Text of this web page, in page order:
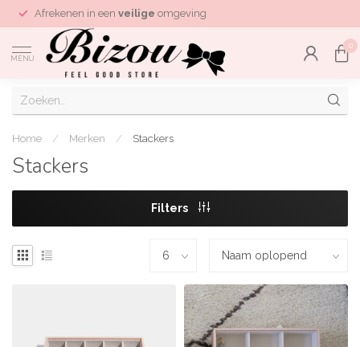
Afrekenen in een veilige omgeving
MENU
0
Home / Merken / Stackers
Stackers
Filters